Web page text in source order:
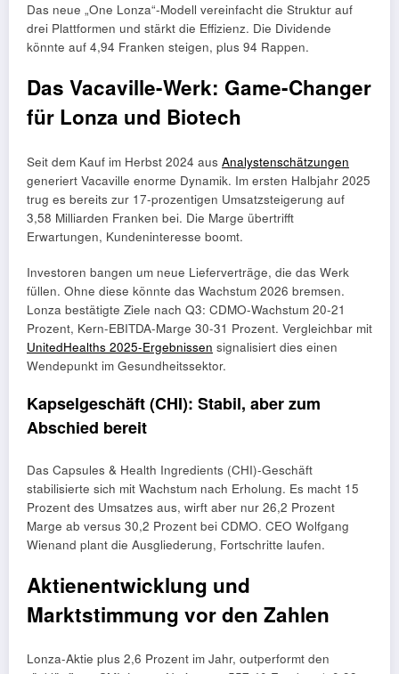
Das neue „One Lonza“-Modell vereinfacht die Struktur auf
drei Plattformen und stärkt die Effizienz. Die Dividende
könnte auf 4,94 Franken steigen, plus 94 Rappen.
Das Vacaville-Werk: Game-Changer
für Lonza und Biotech
Seit dem Kauf im Herbst 2024 aus Analystenschätzungen
generiert Vacaville enorme Dynamik. Im ersten Halbjahr 2025
trug es bereits zur 17-prozentigen Umsatzsteigerung auf
3,58 Milliarden Franken bei. Die Marge übertrifft
Erwartungen, Kundeninteresse boomt.
Investoren bangen um neue Lieferverträge, die das Werk
füllen. Ohne diese könnte das Wachstum 2026 bremsen.
Lonza bestätigte Ziele nach Q3: CDMO-Wachstum 20-21
Prozent, Kern-EBITDA-Marge 30-31 Prozent. Vergleichbar mit
UnitedHealths 2025-Ergebnissen signalisiert dies einen
Wendepunkt im Gesundheitssektor.
Kapselgeschäft (CHI): Stabil, aber zum
Abschied bereit
Das Capsules & Health Ingredients (CHI)-Geschäft
stabilisierte sich mit Wachstum nach Erholung. Es macht 15
Prozent des Umsatzes aus, wirft aber nur 26,2 Prozent
Marge ab versus 30,2 Prozent bei CDMO. CEO Wolfgang
Wienand plant die Ausgliederung, Fortschritte laufen.
Aktienentwicklung und
Marktstimmung vor den Zahlen
Lonza-Aktie plus 2,6 Prozent im Jahr, outperformt den